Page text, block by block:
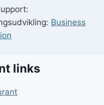
Business
links